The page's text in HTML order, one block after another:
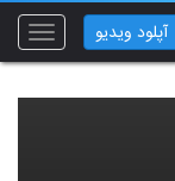
Toggle
آپلود ویدیو